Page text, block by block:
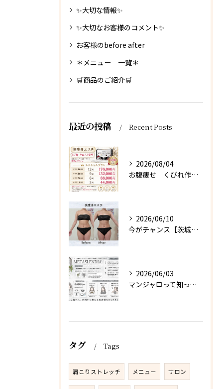
✨大切な情報✨
✨大切なお客様のコメント✨
お客様のbefore after
＊メニュー 一覧＊
🛒商品のご紹介🛒
最近の投稿 Recent Posts
2026/08/04
お腹痩せ くびれ作り 【茨城県古河市エステサロン】
2026/06/10
今がチャンス【茨城県古河市エステサロン】
2026/06/03
マンジャロって知ってる？【茨城県古河市エステサロン】
タグ Tags
肩こりストレッチ メニュー サロン